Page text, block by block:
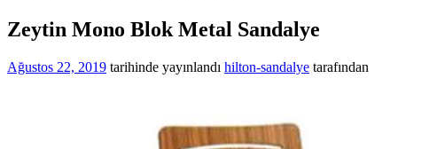
Zeytin Mono Blok Metal Sandalye
Ağustos 22, 2019 tarihinde yayınlandı hilton-sandalye tarafından